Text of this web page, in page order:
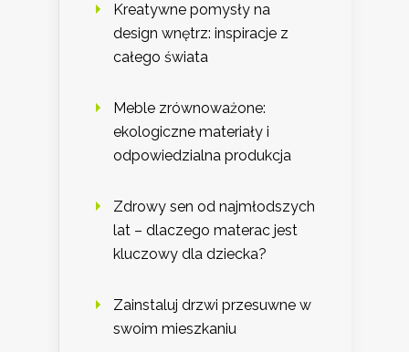
Kreatywne pomysły na
design wnętrz: inspiracje z
całego świata
Meble zrównoważone:
ekologiczne materiały i
odpowiedzialna produkcja
Zdrowy sen od najmłodszych
lat – dlaczego materac jest
kluczowy dla dziecka?
Zainstaluj drzwi przesuwne w
swoim mieszkaniu